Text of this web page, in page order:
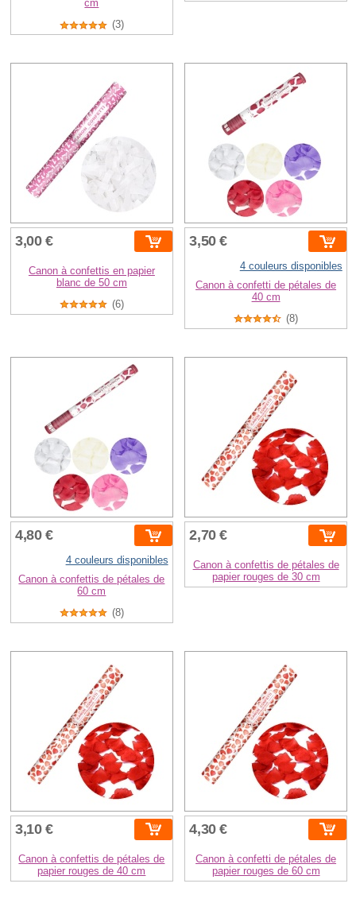
cm
(3)
3,00 €
Canon à confettis en papier
blanc de 50 cm
(6)
3,50 €
4 couleurs disponibles
Canon à confetti de pétales de
40 cm
(8)
4,80 €
4 couleurs disponibles
Canon à confettis de pétales de
60 cm
(8)
2,70 €
Canon à confettis de pétales de
papier rouges de 30 cm
3,10 €
Canon à confettis de pétales de
papier rouges de 40 cm
4,30 €
Canon à confetti de pétales de
papier rouges de 60 cm